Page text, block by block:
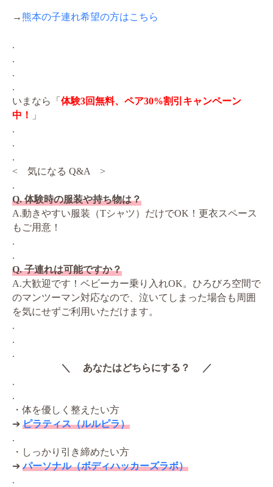
→ 熊本の子連れ希望の方はこちら
.
.
.
.
いまなら「 体験3回無料、ペア30%割引キャンペーン
中！
」
.
.
.
< 気になる Q&A >
.
Q. 体験時の服装や持ち物は？
A.動きやすい服装（Tシャツ）だけでOK！更衣スペース
もご用意！
.
.
Q. 子連れは可能ですか？
A.大歓迎です！ベビーカー乗り入れOK。ひろびろ空間で
のマンツーマン対応なので、泣いてしまった場合も周囲
を気にせずご利用いただけます。
.
.
.
＼ あなたはどちらにする？ ／
.
.
・体を優しく整えたい方
➔ ピラティス（ルルピラ）
.
・しっかり引き締めたい方
➔パーソナル（ボディハッカーズラボ）
.